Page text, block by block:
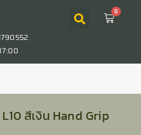
0
สีเงิน Hand Grip